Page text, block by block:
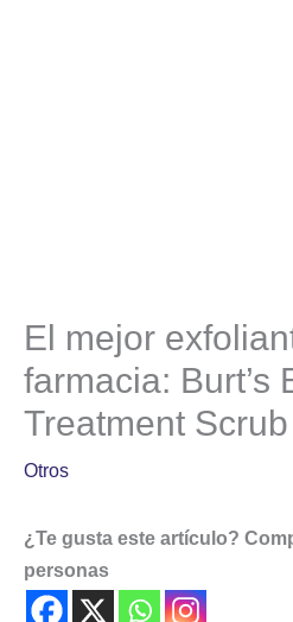
El mejor
farmacia: Burt’s
Treatment Scrub
Otros
¿Te gusta este artículo?
personas